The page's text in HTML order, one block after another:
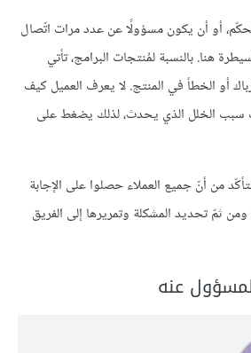
أو أن يكون مسؤولًا عن عدد مرات اتّصال
هنا. بالنسبة لمُنتجات البرامج، تأتي
أو الخطأ في المنتج. لا يعرف العميل كيف
سبب الخلل الذي يحدث، لذلك يضغط على
من أنّ جميع العملاء حصلوا على الإجابة
ومن ثمّ تحديد المشكلة وتمريرها إلى الفريق
عنه